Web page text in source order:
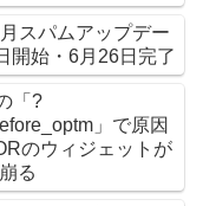
スパムアップデー
開始・6月26日完了
「?
」で原因
のウィジェットが
る